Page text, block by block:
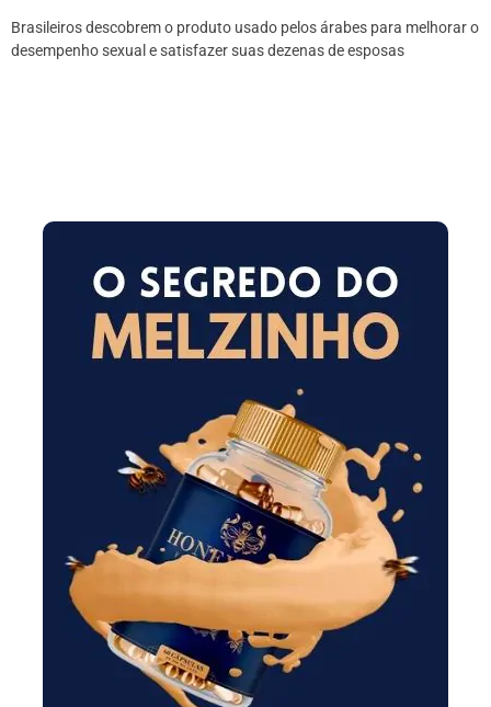
Brasileiros descobrem o produto usado pelos árabes para melhorar o
desempenho sexual e satisfazer suas dezenas de esposas